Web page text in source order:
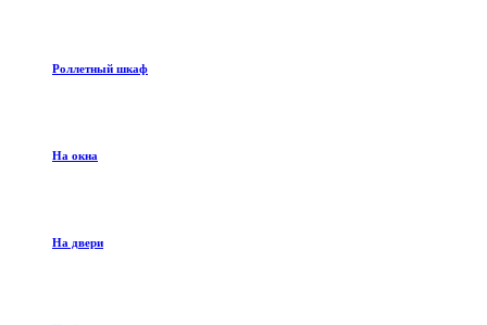
Роллетный шкаф
На окна
На двери